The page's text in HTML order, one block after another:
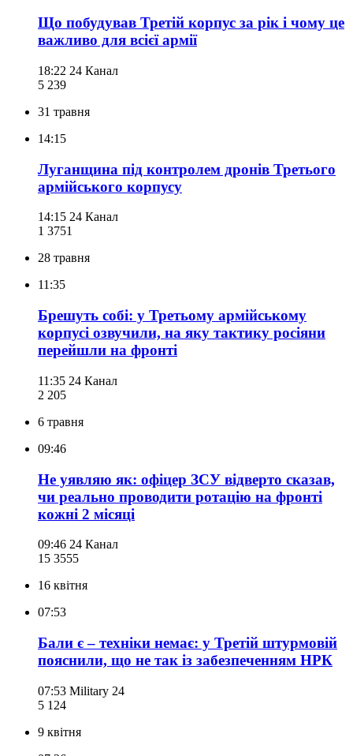
Що побудував Третій корпус за рік і чому це
важливо для всієї армії
18:22 24 Канал
5 239
31 травня
14:15
Луганщина під контролем дронів Третього
армійського корпусу
14:15 24 Канал
1 3751
28 травня
11:35
Брешуть собі: у Третьому армійському
корпусі озвучили, на яку тактику росіяни
перейшли на фронті
11:35 24 Канал
2 205
6 травня
09:46
Не уявляю як: офіцер ЗСУ відверто сказав,
чи реально проводити ротацію на фронті
кожні 2 місяці
09:46 24 Канал
15 3555
16 квітня
07:53
Бали є – техніки немає: у Третій штурмовій
пояснили, що не так із забезпеченням НРК
07:53 Military 24
5 124
9 квітня